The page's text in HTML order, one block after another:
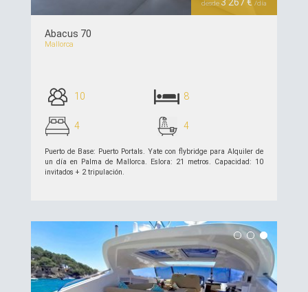
desde /día
Abacus 70
Mallorca
10 8
4 4
Puerto de Base: Puerto Portals. Yate con flybridge para Alquiler de
un día en Palma de Mallorca. Eslora: 21 metros. Capacidad: 10
invitados + 2 tripulación.
ver detalles >>